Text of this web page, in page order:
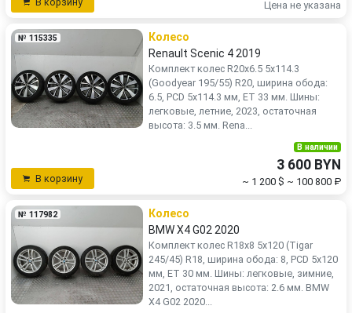
Цена не указана
№ 115335
Колесо
Renault Scenic 4 2019
Комплект колес R20x6.5 5x114.3
(Goodyear 195/55) R20, ширина обода:
6.5, PCD 5x114.3 мм, ET 33 мм. Шины:
легковые, летние, 2023, остаточная
высота: 3.5 мм. Rena...
В корзину
В наличии
3 600 BYN
~ 1 200 $ ~ 100 800 ₽
№ 117982
Колесо
BMW X4 G02 2020
Комплект колес R18x8 5x120 (Tigar
245/45) R18, ширина обода: 8, PCD 5x120
мм, ET 30 мм. Шины: легковые, зимние,
2021, остаточная высота: 2.6 мм. BMW
X4 G02 2020...